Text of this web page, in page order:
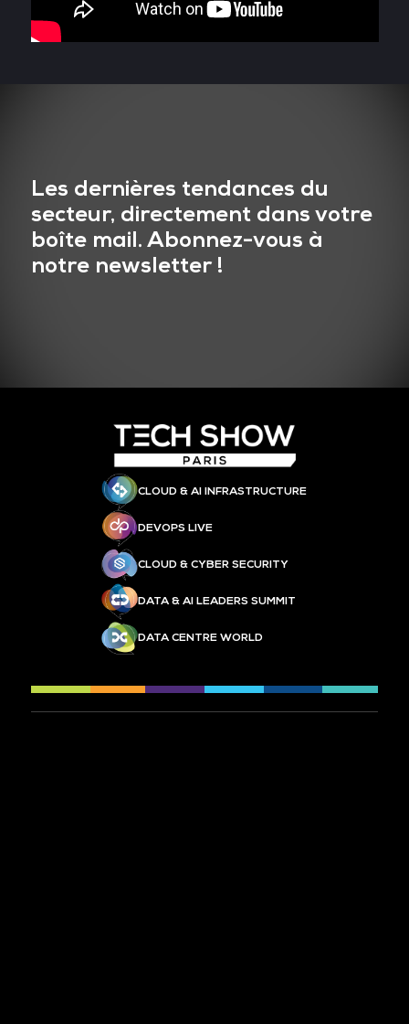
Les dernières tendances du
secteur, directement dans votre
boîte mail. Abonnez-vous à
notre newsletter !
CLOUD & AI INFRASTRUCTURE
DEVOPS LIVE
CLOUD & CYBER SECURITY
DATA & AI LEADERS SUMMIT
DATA CENTRE WORLD